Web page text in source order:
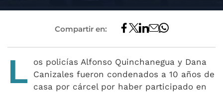
Compartir en:
L
os policías Alfonso Quinchanegua y Dana
Canizales fueron condenados a 10 años de
casa por cárcel por haber participado en